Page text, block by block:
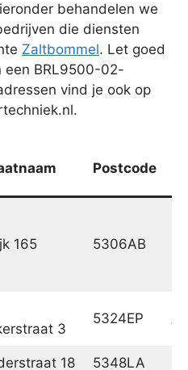
behandelen we
die diensten
Zaltbommel. Let goed
een BRL9500-02-
vind je ook op
Postcode
165 5306AB
3
5324EP
18 5348LA